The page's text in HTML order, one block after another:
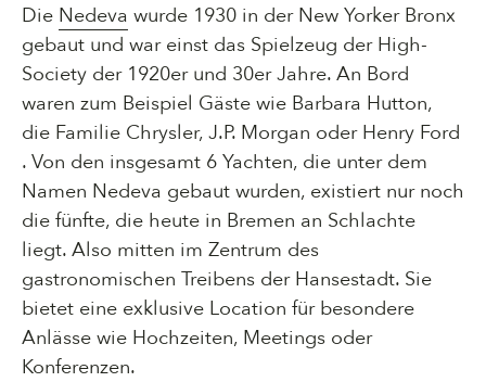
Die Nedeva wurde 1930 in der New Yorker Bronx
gebaut und war einst das Spielzeug der High-
Society der 1920er und 30er Jahre. An Bord
waren zum Beispiel Gäste wie Barbara Hutton,
die Familie Chrysler, J.P. Morgan oder Henry Ford
. Von den insgesamt 6 Yachten, die unter dem
Namen Nedeva gebaut wurden, existiert nur noch
die fünfte, die heute in Bremen an Schlachte
liegt. Also mitten im Zentrum des
gastronomischen Treibens der Hansestadt. Sie
bietet eine exklusive Location für besondere
Anlässe wie Hochzeiten, Meetings oder
Konferenzen.